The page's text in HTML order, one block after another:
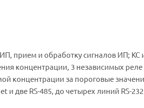
прием и обработку сигналов ИП; КС
концентрации, 3 независимых реле
концентрации за пороговые
две RS-485, до четырех линий RS-